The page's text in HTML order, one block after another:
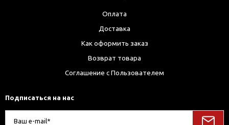
Оплата
Доставка
Как оформить заказ
Возврат товара
Соглашение с Пользователем
Подписаться на нас